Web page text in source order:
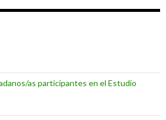
as participantes en el Estudio